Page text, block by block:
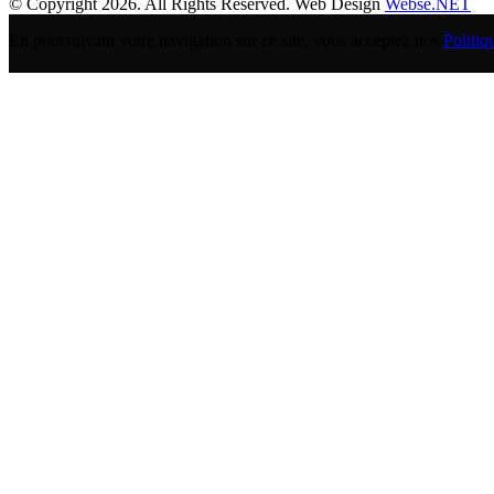
© Copyright 2026. All Rights Reserved. Web Design Webse.NET